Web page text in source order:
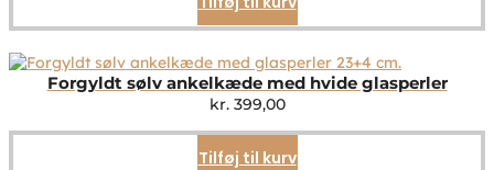
Forgyldt sølv ankelkæde med hvide glasperler
kr.399,00
Tilføj til kurv